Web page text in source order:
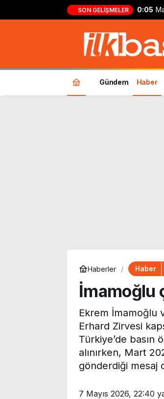
SON GELIŞMELER 0:05
Gündem Haber
Haberler Haber
İmamoğlu
Ekrem İmamoğlu
Erhard Zirvesi
Türkiye’de
alınırken, Mart
gönderdiği mesaj
7 Mayıs 2026, 22:40